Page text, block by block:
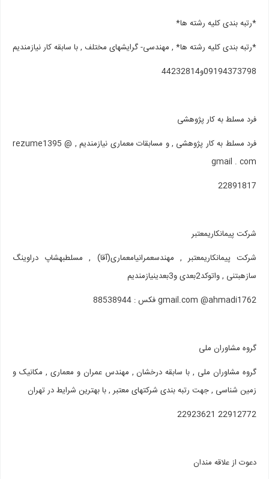
*رتبه بندی کلیه رشته ها*
*رتبه بندی کلیه رشته ها* , مهندسی- گرایشهای مختلف , با سابقه کار نیازمندیم
09194373798و44232814
فرد مسلط به کار پژوهشی
فرد مسلط به کار پژوهشی , و مسابقات معماری نیازمندیم , rezume1395 @
gmail . com
22891817
شرکت پیمانکاری‎معتبر
شرکت پیمانکاری‎معتبر , مهندس‎عمران‎یامعماری(آقا) , مسلط‎به‎شاپ دراوینگ
سازه‎بتنی , واتوکد2بعدی و3بعدی‎نیازمندیم
gmail.com @ahmadi1762 فکس : 88538944
گروه مشاوران ملی
گروه مشاوران ملی , با سابقه درخشان , مهندس عمران و معماری , مکانیک و
زمین شناسی , جهت رتبه بندی شرکتهای معتبر , با بهترین شرایط در تهران
22912772 22923621
دعوت از علاقه مندان